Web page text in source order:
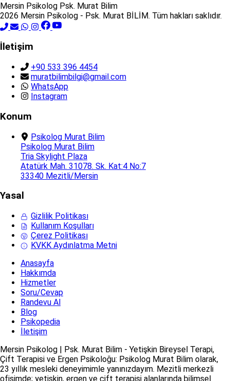
Mersin Psikolog Psk. Murat Bilim
2026 Mersin Psikolog - Psk. Murat BİLİM. Tüm hakları saklıdır.
İletişim
+90 533 396 4454
muratbilimbilgi@gmail.com
WhatsApp
Instagram
Konum
Psikolog Murat Bilim
Psikolog Murat Bilim
Tria Skylight Plaza
Atatürk Mah. 31078. Sk. Kat:4 No:7
33340 Mezitli/Mersin
Yasal
Gizlilik Politikası
Kullanım Koşulları
Çerez Politikası
KVKK Aydınlatma Metni
Anasayfa
Hakkımda
Hizmetler
Soru/Cevap
Randevu Al
Blog
Psikopedia
İletişim
Mersin Psikolog | Psk. Murat Bilim - Yetişkin Bireysel Terapi,
Çift Terapisi ve Ergen Psikoloğu: Psikolog Murat Bilim olarak,
23 yıllık mesleki deneyimimle yanınızdayım. Mezitli merkezli
ofisimde; yetişkin, ergen ve çift terapisi alanlarında bilimsel